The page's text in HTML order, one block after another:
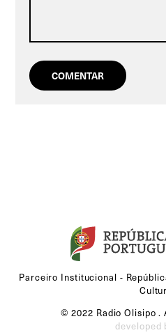
Parceiro Institucional -
© 2022 Radio Olisipo .
developed